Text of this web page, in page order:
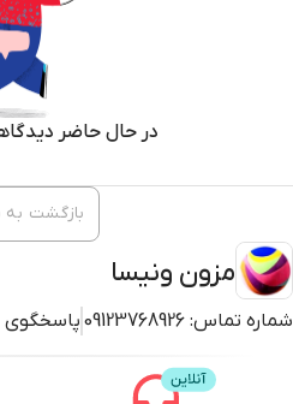
در حال حاضر
مزون ونیسا
شماره تماس: 09123768926
بازگشت به